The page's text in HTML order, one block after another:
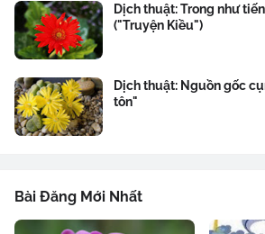
Dịch thuật: Trong như
("Truyện Kiều")
Dịch thuật: Nguồn gốc
tôn"
Bài Đăng Mới Nhất